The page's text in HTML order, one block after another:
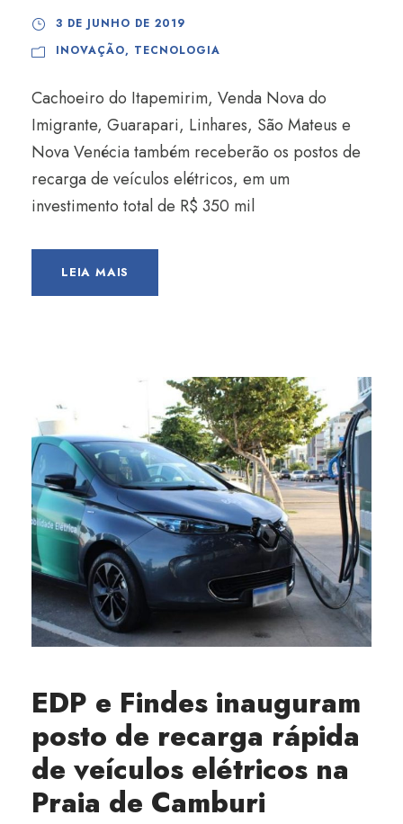
3 DE JUNHO DE 2019
INOVAÇÃO, TECNOLOGIA
Cachoeiro do Itapemirim, Venda Nova do
Imigrante, Guarapari, Linhares, São Mateus e
Nova Venécia também receberão os postos de
recarga de veículos elétricos, em um
investimento total de R$ 350 mil
LEIA MAIS
EDP e Findes inauguram
posto de recarga rápida
de veículos elétricos na
Praia de Camburi